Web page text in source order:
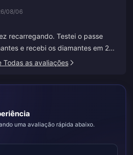
08/06
recarregando. Testei o passe
e recebi os diamantes em 2
obrigado!
Todas as avaliações
uma avaliação rápida abaixo.